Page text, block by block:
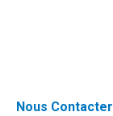
Nous Contacter